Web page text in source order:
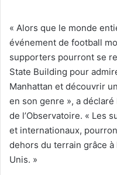
« Alors que le monde
événement de football
supporters pourront se
State Building pour
Manhattan et découvrir
en son genre », a
de l’Observatoire. « Les
et internationaux,
dehors du terrain grâce à
Unis. »